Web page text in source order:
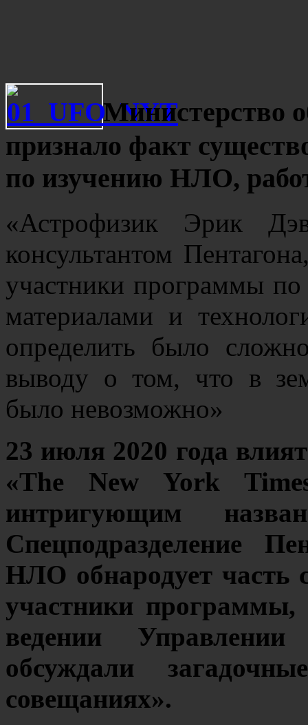
Министерство
признало факт
по изучению НЛО,
«Астрофизик Эрик
консультантом
участники программы
материалами и
определить было
выводу о том, что в
было невозможно»
23 июля 2020 года
«The New York
интригующим
Спецподразделение
НЛО обнародует часть
участники программы,
ведении Управлении
обсуждали
совещаниях».